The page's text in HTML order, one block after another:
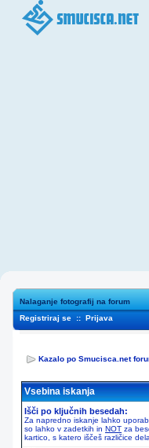
Nalaganje fotografij na forum
Registriraj se :: Prijava
Kazalo po Smucisca.net
Vsebina iskanja
Išči po ključnih besedah:
Za napredno iskanje lahko
so lahko v zadetkih in NOT za
kartico, s katero iščeš različice